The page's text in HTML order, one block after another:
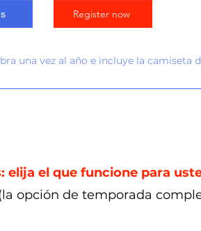
Register now
una vez al año e incluye la camiseta
elija el que funcione para
opción de temporada